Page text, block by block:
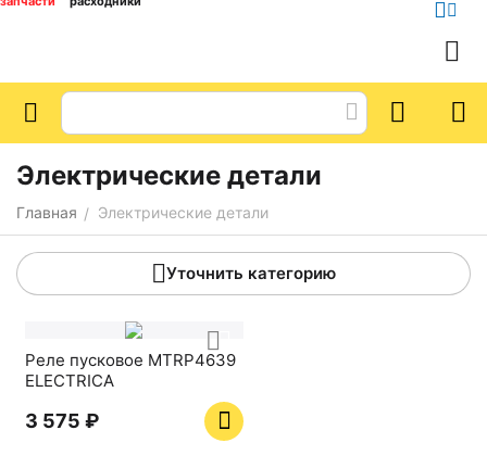
Электрические детали
Главная / Электрические детали
Уточнить категорию
Реле пусковое MTRP4639
ELECTRICA
3 575 ₽